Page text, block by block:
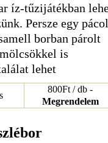
íz-tűzijátékban
Persze egy
borban párolt
is
lehet
800Ft / db -
Megrendelem